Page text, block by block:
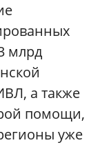
млрд
а также
помощи,
уже